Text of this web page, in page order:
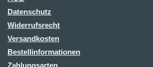
Datenschutz
Widerrufsrecht
Versandkosten
Bestellinformationen
Zahlungsarten